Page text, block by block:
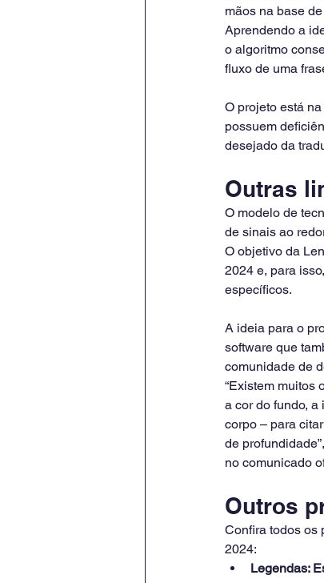
mãos na base
Aprendendo a
o algoritmo
fluxo de uma
O projeto está
possuem
desejado da
Outras
O modelo de
de sinais ao
O objetivo da
2024 e, para
específicos.
A ideia para o
software que
comunidade de
“Existem muitos
a cor do fundo,
corpo – para
de
no comunicado
Outros
Confira todos os
2024:
Legendas: